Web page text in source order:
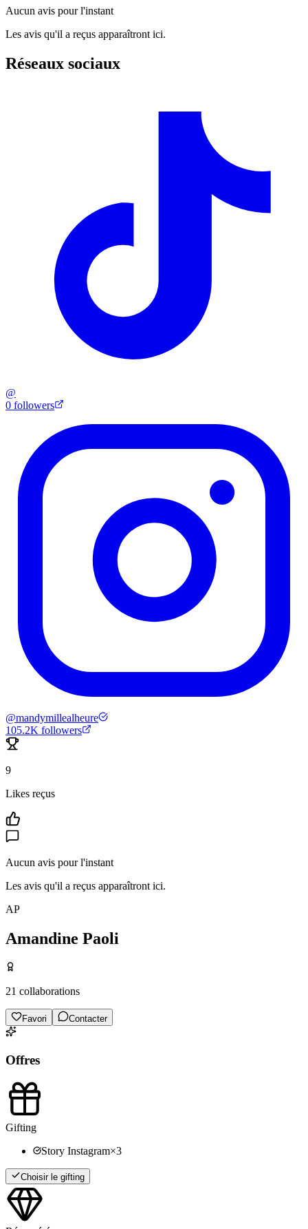
Aucun avis pour l'instant
Les avis qu'il a reçus apparaîtront ici.
Réseaux sociaux
@
0 followers
@mandymillealheure
105.2K followers
9
Likes reçus
Aucun avis pour l'instant
Les avis qu'il a reçus apparaîtront ici.
AP
Amandine Paoli
21 collaborations
Favori Contacter
Offres
Gifting
Story Instagram×3
Choisir le gifting